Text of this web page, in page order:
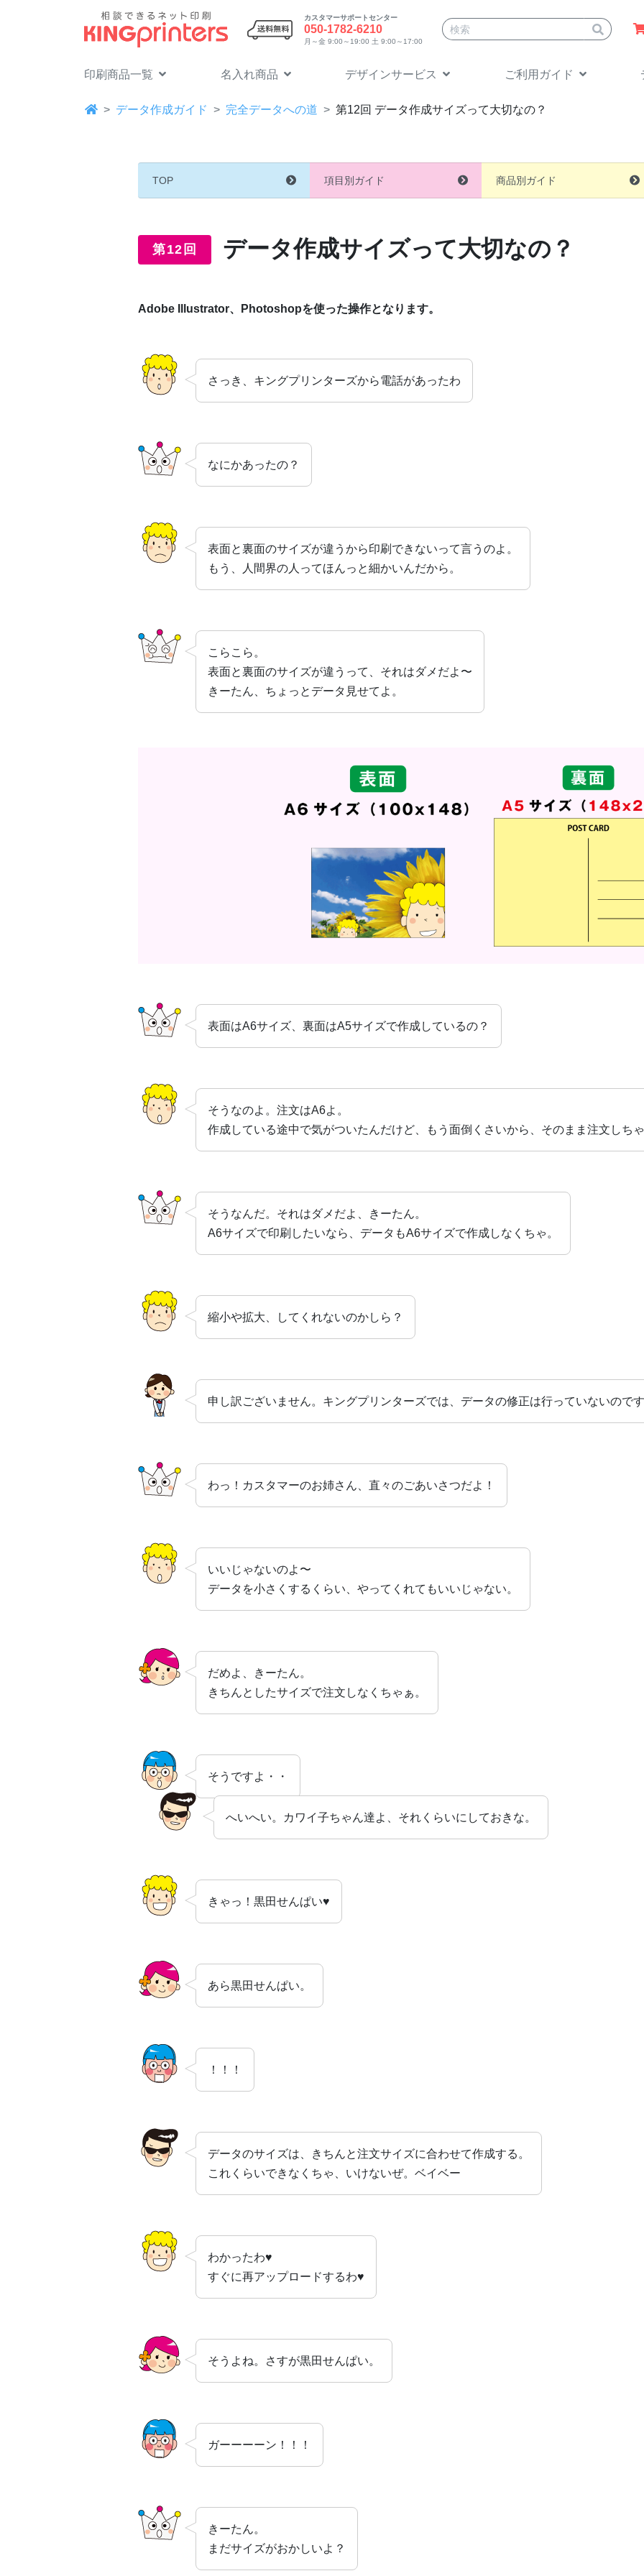
カスタマーサポートセンター
050-1782-6210
月～金 9:00～19:00 土 9:00～17:00
サイト内検索
印刷商品一覧 名入れ商品 デザインサービス ご利用ガイド
データ作成ガイド 完全データへの道 第12回 データ作成サイズって大切なの？
TOP 項目別ガイド 商品別ガイド
第12回 データ作成サイズって大切なの？
Adobe Illustrator、Photoshopを使った操作となります。
さっき、キングプリンターズから電話があったわ
なにかあったの？
表面と裏面のサイズが違うから印刷できないって言うのよ。
もう、人間界の人ってほんっと細かいんだから。
こらこら。
表面と裏面のサイズが違うって、それはダメだよ〜
きーたん、ちょっとデータ見せてよ。
表面はA6サイズ、裏面はA5サイズで作成しているの？
そうなのよ。注文はA6よ。
作成している途中で気がついたんだけど、もう面倒くさいから、そのまま注文しち
そうなんだ。それはダメだよ、きーたん。
A6サイズで印刷したいなら、データもA6サイズで作成しなくちゃ。
縮小や拡大、してくれないのかしら？
申し訳ございません。キングプリンターズでは、データの修正は行っていないので
わっ！カスタマーのお姉さん、直々のごあいさつだよ！
いいじゃないのよ〜
データを小さくするくらい、やってくれてもいいじゃない。
だめよ、きーたん。
きちんとしたサイズで注文しなくちゃぁ。
そうですよ・・
へいへい。カワイ子ちゃん達よ、それくらいにしておきな。
きゃっ！黒田せんぱい♥
あら黒田せんぱい。
！！！
データのサイズは、きちんと注文サイズに合わせて作成する。
これくらいできなくちゃ、いけないぜ。ベイベー
わかったわ♥
すぐに再アップロードするわ♥
そうよね。さすが黒田せんぱい。
ガーーーーン！！！
きーたん。
まだサイズがおかしいよ？